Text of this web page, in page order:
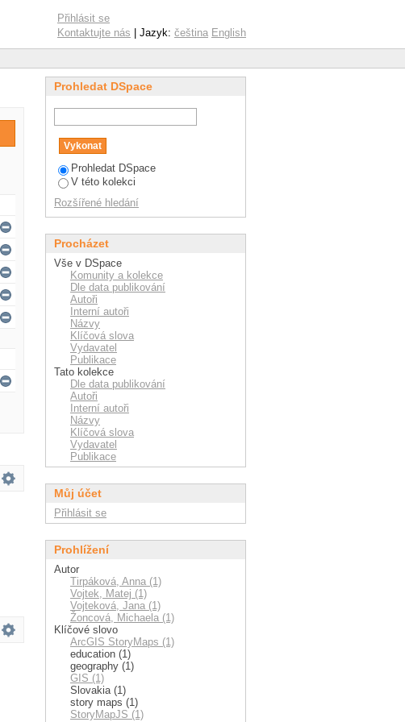
Přihlásit se
Kontaktujte nás | Jazyk: čeština English
Prohledat DSpace
Prohledat DSpace
V této kolekci
Rozšířené hledání
Procházet
Vše v DSpace
Komunity a kolekce
Dle data publikování
Autoři
Interní autoři
Názvy
Klíčová slova
Vydavatel
Publikace
Tato kolekce
Dle data publikování
Autoři
Interní autoři
Názvy
Klíčová slova
Vydavatel
Publikace
Můj účet
Přihlásit se
Prohlížení
Autor
Tirpáková, Anna (1)
Vojtek, Matej (1)
Vojteková, Jana (1)
Žoncová, Michaela (1)
Klíčové slovo
ArcGIS StoryMaps (1)
education (1)
geography (1)
GIS (1)
Slovakia (1)
story maps (1)
StoryMapJS (1)